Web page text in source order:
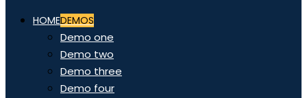
HOMEDEMOS
Demo one
Demo two
Demo three
Demo four